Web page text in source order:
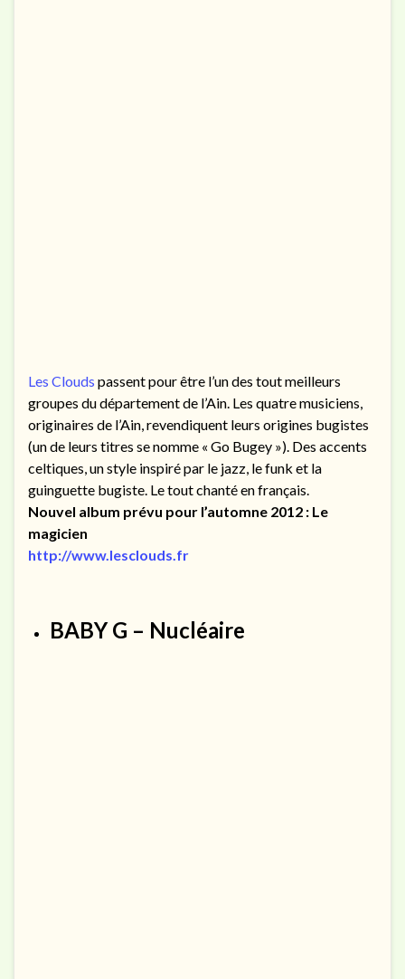
Les Clouds passent pour être l’un des tout meilleurs
groupes du département de l’Ain. Les quatre musiciens,
originaires de l’Ain, revendiquent leurs origines bugistes
(un de leurs titres se nomme « Go Bugey »). Des accents
celtiques, un style inspiré par le jazz, le funk et la
guinguette bugiste. Le tout chanté en français.
Nouvel album prévu pour l’automne 2012 : Le
magicien
http://www.lesclouds.fr
BABY G – Nucléaire